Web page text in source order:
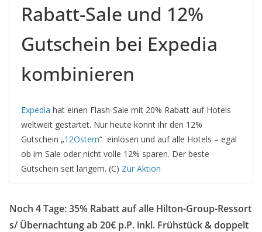
Rabatt-Sale und 12%
Gutschein bei Expedia
kombinieren
Expedia hat einen Flash-Sale mit 20% Rabatt auf Hotels
weltweit gestartet. Nur heute könnt ihr den 12%
Gutschein „12Ostern“ einlösen und auf alle Hotels – egal
ob im Sale oder nicht volle 12% sparen. Der beste
Gutschein seit langem. (C) Zur Aktion
Noch 4 Tage: 35% Rabatt auf alle Hilton-Group-Ressort
s/ Übernachtung ab 20€ p.P. inkl. Frühstück & doppelt